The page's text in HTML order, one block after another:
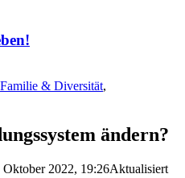
Familie & Diversität,
ändern?
Oktober 2022, 19:26Aktualisiert